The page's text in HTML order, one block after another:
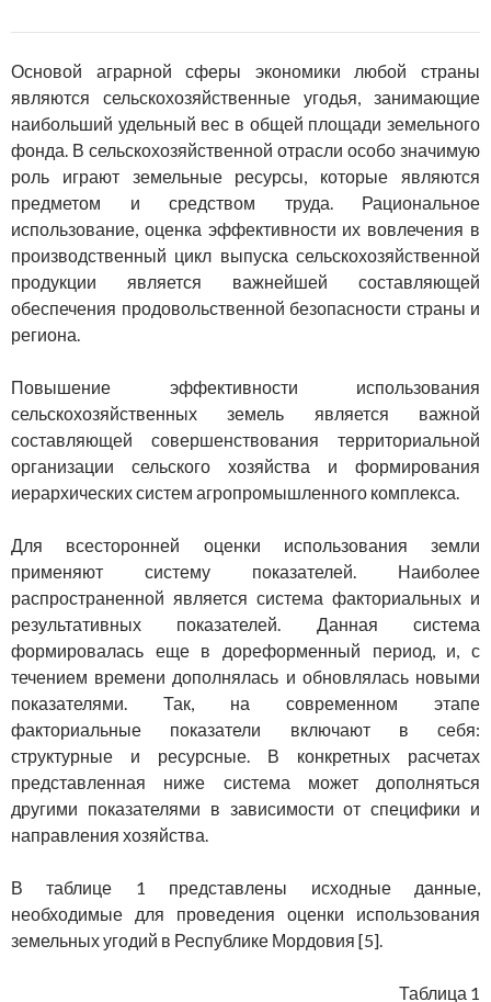
Основой аграрной сферы экономики любой страны
являются сельскохозяйственные угодья, занимающие
наибольший удельный вес в общей площади земельного
фонда. В сельскохозяйственной отрасли особо значимую
роль играют земельные ресурсы, которые являются
предметом и средством труда. Рациональное
использование, оценка эффективности их вовлечения в
производственный цикл выпуска сельскохозяйственной
продукции является важнейшей составляющей
обеспечения продовольственной безопасности страны и
региона.
Повышение эффективности использования
сельскохозяйственных земель является важной
составляющей совершенствования территориальной
организации сельского хозяйства и формирования
иерархических систем агропромышленного комплекса.
Для всесторонней оценки использования земли
применяют систему показателей. Наиболее
распространенной является система факториальных и
результативных показателей. Данная система
формировалась еще в дореформенный период, и, с
течением времени дополнялась и обновлялась новыми
показателями. Так, на современном этапе
факториальные показатели включают в себя:
структурные и ресурсные. В конкретных расчетах
представленная ниже система может дополняться
другими показателями в зависимости от специфики и
направления хозяйства.
В таблице 1 представлены исходные данные,
необходимые для проведения оценки использования
земельных угодий в Республике Мордовия [5].
Таблица 1